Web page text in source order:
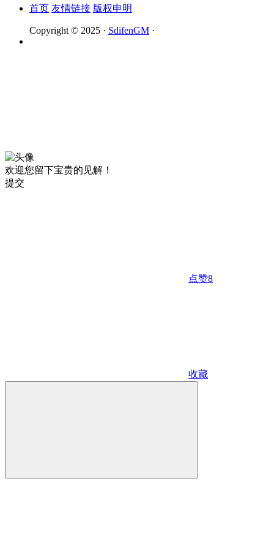
首页 友情链接 版权申明
Copyright © 2025 · SdifenGM ·
欢迎您留下宝贵的见解！
提交
点赞8
收藏